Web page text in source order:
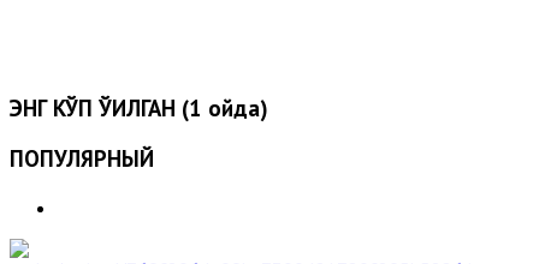
ЭНГ КЎП ЎҚИЛГАН (1 ойда)
ПОПУЛЯРНЫЙ